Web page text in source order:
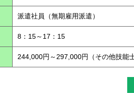
派遣社員（無期雇用派遣）
8：15～17：15
244,000円～297,000円（その他技能